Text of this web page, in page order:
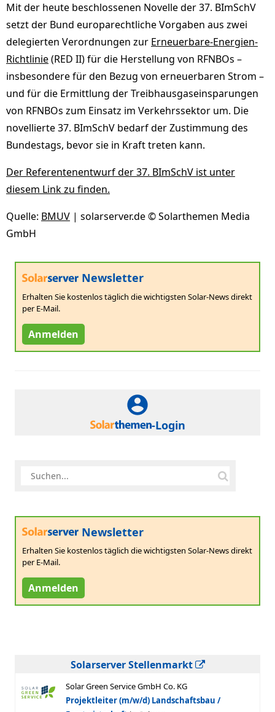
Mit der heute beschlossenen Novelle der 37. BImSchV
setzt der Bund europarechtliche Vorgaben aus zwei
delegierten Verordnungen zur Erneuerbare-Energien-
Richtlinie(RED II) für die Herstellung von RFNBOs –
insbesondere für den Bezug von erneuerbaren Strom –
und für die Ermittlung der Treibhausgaseinsparungen
von RFNBOs zum Einsatz im Verkehrssektor um. Die
novellierte 37. BImSchV bedarf der Zustimmung des
Bundestags, bevor sie in Kraft treten kann.
Der Referentenentwurf der 37. BImSchV ist unter
diesem Link zu finden.
Quelle: BMUV | solarserver.de © Solarthemen Media
GmbH
Newsletter
Erhalten Sie kostenlos täglich die wichtigsten Solar-News direkt
per E-Mail.
Anmelden
-Login
Newsletter
Erhalten Sie kostenlos täglich die wichtigsten Solar-News direkt
per E-Mail.
Anmelden
Solarserver Stellenmarkt